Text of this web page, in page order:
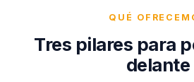
QUÉ
Tres pilares para
delante